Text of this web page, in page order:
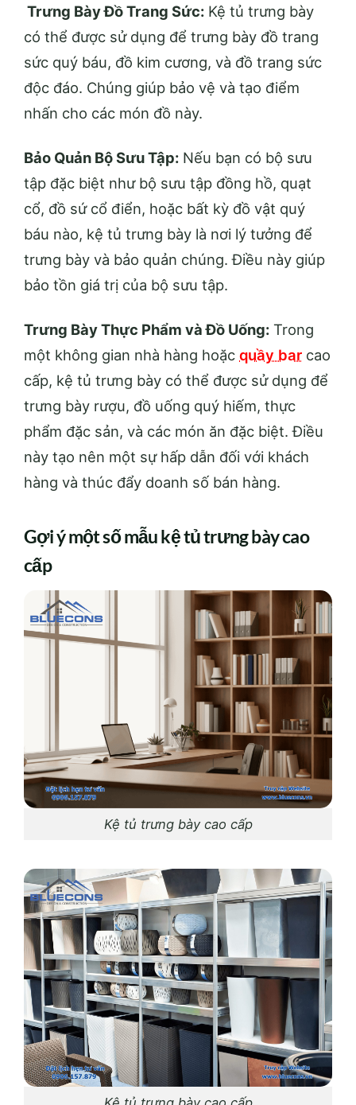
Trưng Bày Đồ Trang Sức: Kệ tủ trưng bày
có thể được sử dụng để trưng bày đồ trang
sức quý báu, đồ kim cương, và đồ trang sức
độc đáo. Chúng giúp bảo vệ và tạo điểm
nhấn cho các món đồ này.
Bảo Quản Bộ Sưu Tập: Nếu bạn có bộ sưu
tập đặc biệt như bộ sưu tập đồng hồ, quạt
cổ, đồ sứ cổ điển, hoặc bất kỳ đồ vật quý
báu nào, kệ tủ trưng bày là nơi lý tưởng để
trưng bày và bảo quản chúng. Điều này giúp
bảo tồn giá trị của bộ sưu tập.
Trưng Bày Thực Phẩm và Đồ Uống: Trong
một không gian nhà hàng hoặc quầy bar cao
cấp, kệ tủ trưng bày có thể được sử dụng để
trưng bày rượu, đồ uống quý hiếm, thực
phẩm đặc sản, và các món ăn đặc biệt. Điều
này tạo nên một sự hấp dẫn đối với khách
hàng và thúc đẩy doanh số bán hàng.
Gợi ý một số mẫu kệ tủ trưng bày cao
cấp
Kệ tủ trưng bày cao cấp